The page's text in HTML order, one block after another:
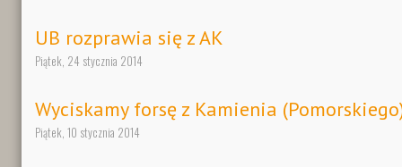
UB rozprawia się z AK
Piątek, 24 stycznia 2014
Wyciskamy forsę z Kamienia
Piątek, 10 stycznia 2014